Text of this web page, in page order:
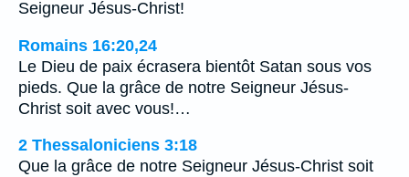
Seigneur Jésus-Christ!
Romains 16:20,24
Le Dieu de paix écrasera bientôt Satan sous vos
pieds. Que la grâce de notre Seigneur Jésus-
Christ soit avec vous!…
2 Thessaloniciens 3:18
Que la grâce de notre Seigneur Jésus-Christ soit